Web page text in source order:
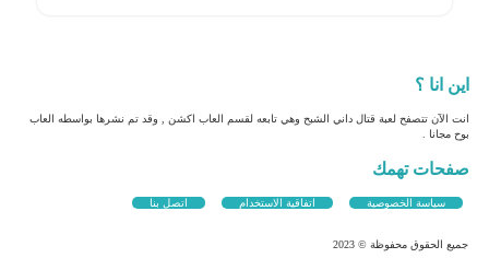
اين انا ؟
انت الآن تتصفح لعبة قتال داني الشبح وهي تابعه لقسم العاب اكشن , وقد تم نشرها بواسطه العاب
بوح مجانا .
صفحات تهمك
سياسة الخصوصية اتفاقية الاستخدام اتصل بنا
جميع الحقوق محفوظة © 2023